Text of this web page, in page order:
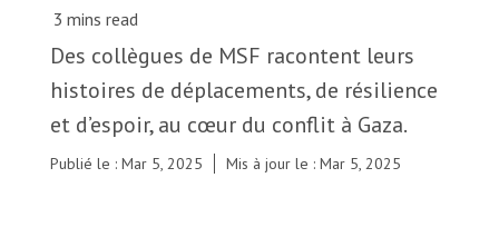
Nous recrutons : Logisticien ou logisticienne
Un drapeau de MSF flotte devant notre clinique
dans la ville de Gaza. Palestine, 2025. © MSF
Des collègues de MSF racontent leurs
histoires de déplacements, de résilience
et d’espoir, au cœur du conflit à Gaza.
Publié le : Mar 5, 2025 Mis à jour le : Mar 5, 2025